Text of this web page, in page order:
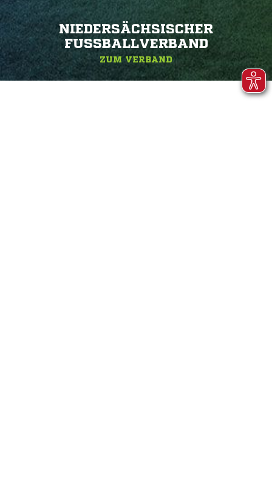
NIEDERSÄCHSISCHER
FUSSBALLVERBAND
ZUM VERBAND